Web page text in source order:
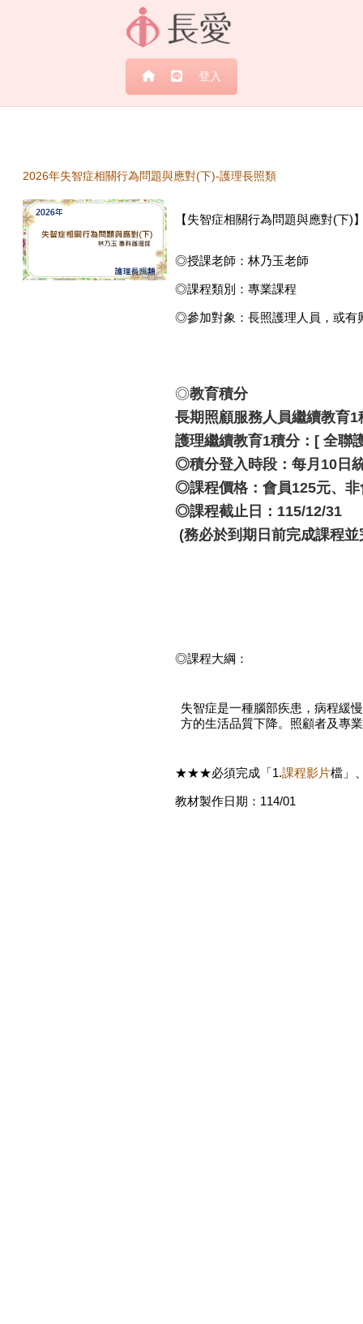
登入
2026年失智症相關行為問題與應對(下)-護理長照類
【失智症相關行為問題與應對(下)
◎授課老師：林乃玉老師
◎課程類別：專業課程
◎參加對象：長照護理人員，或有
◎教育積分
長期照顧服務人員繼續教育1
護理繼續教育1積分： [ 全聯
◎積分登入時段： 每月10日
◎課程價格：會員125元、非
◎課程截止日：115/12/31
(務必於到期日前完成課程
◎課程大綱：
失智症是一種腦部疾患，病程緩
方的生活品質下降。照顧者及專
★★★必須完成「1.課程影片檔」
教材製作日期：114/01